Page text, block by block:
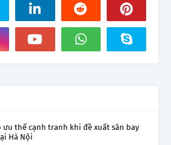
ưu thế cạnh tranh khi đề xuất sân bay
Hà Nội